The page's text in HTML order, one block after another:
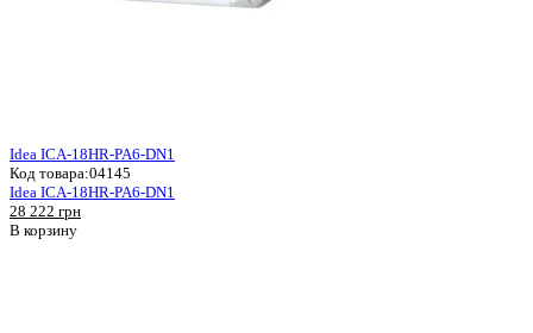
Idea ICA-18HR-PA6-DN1
Код товара:04145
Idea ICA-18HR-PA6-DN1
28 222 грн
В корзину